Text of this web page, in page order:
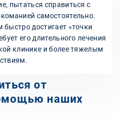
пытаться справиться с
самостоятельно.
достигает «точки
его длительного лечения
клинике и более тяжелым
от
наших